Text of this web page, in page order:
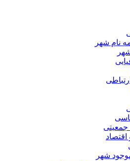
نام شهر
جمعیتی
اقتصاد
شهر